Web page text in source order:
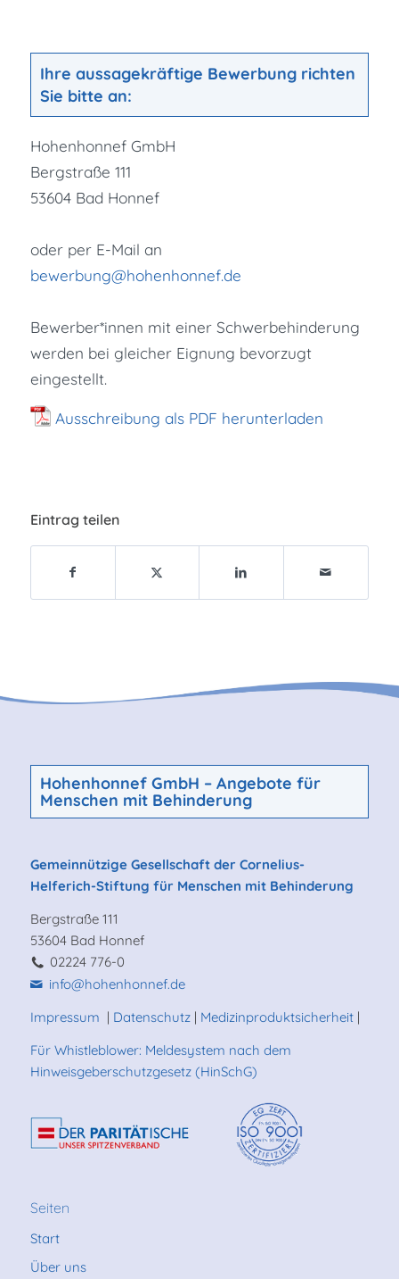
Ihre aussagekräftige Bewerbung richten
Sie bitte an:
Hohenhonnef GmbH
Bergstraße 111
53604 Bad Honnef
oder per E-Mail an
bewerbung@hohenhonnef.de
Bewerber*innen mit einer Schwerbehinderung
werden bei gleicher Eignung bevorzugt
eingestellt.
Ausschreibung als PDF herunterladen
Eintrag teilen
Hohenhonnef GmbH –Angebote für
Menschen mit Behinderung
Gemeinnützige Gesellschaft der Cornelius-
Helferich-Stiftung für Menschen mit Behinderung
Bergstraße 111
53604 Bad Honnef
02224 776-0
info@hohenhonnef.de
Impressum | Datenschutz| Medizinproduktsicherheit|
Für Whistleblower: Meldesystem nach dem
Hinweisgeberschutzgesetz (HinSchG)
Seiten
Start
Über uns